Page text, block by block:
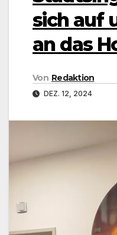
sich auf
an das
Von Redaktion
DEZ. 12, 2024